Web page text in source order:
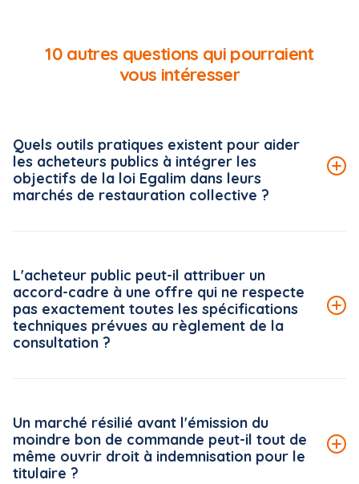
10 autres questions qui pourraient
vous intéresser
Quels outils pratiques existent pour aider
les acheteurs publics à intégrer les
objectifs de la loi Egalim dans leurs
marchés de restauration collective ?
boîte à outils, accessible gratuitement sur la plateforme
« ma cantine » (ma-cantine.agriculture.gouv.fr), pilotée
par le ministère de l'Agriculture.
Lire la suite de la FAQ
L'acheteur public peut-il attribuer un
accord-cadre à une offre qui ne respecte
pas exactement toutes les spécifications
techniques prévues au règlement de la
consultation ?
le règlement de la consultation s'impose à l'acheteur
public dans toutes ses mentions, dès lors que celles-ci
ne sont pas manifestement dépourvues d'utilité pour
Un marché résilié avant l'émission du
moindre bon de commande peut-il tout de
même ouvrir droit à indemnisation pour le
titulaire ?